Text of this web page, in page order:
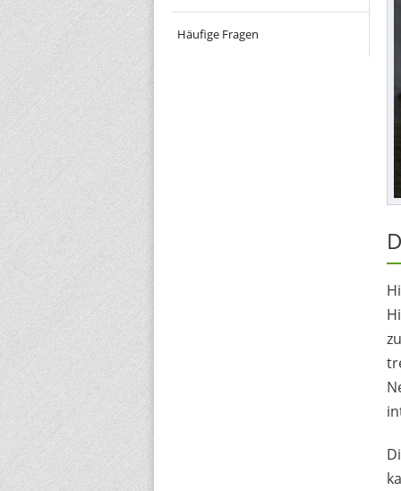
Häufige Fragen